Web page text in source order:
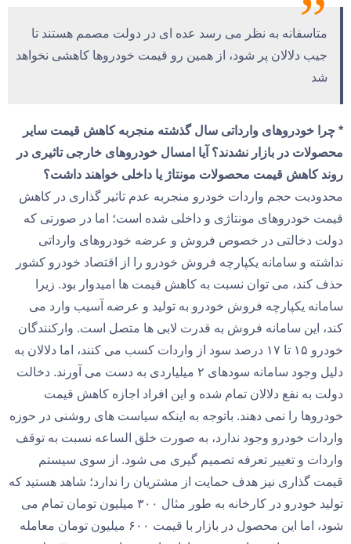
متاسفانه به نظر می رسد عده ای در دولت مصمم هستند تا
جیب دلالان پر شود، از همین رو قیمت خودروها کاهشی نخواهد
شد
* چرا خودروهای وارداتی سال گذشته منجربه کاهش قیمت سایر
محصولات در بازار نشدند؟ آیا امسال خودروهای خارجی تاثیری در
روند کاهش قیمت محصولات مونتاژ یا داخلی خواهند داشت؟
محدودیت حجم واردات خودرو منجربه عدم تاثیر گذاری در کاهش
قیمت خودروهای مونتاژی و داخلی شده است؛ اما در صورتی که
دولت دخالتی در خصوص فروش و عرضه خودروهای وارداتی
نداشته و سامانه یکپارچه فروش خودرو را از اقتصاد خودرو کشور
حذف کند، می توان نسبت به کاهش قیمت ها امیدوار بود. زیرا
سامانه یکپارچه فروش خودرو به تولید و عرضه آسیب وارد می
کند، این سامانه فروش به قدرت لابی ها متصل است. وارکنندگان
خودرو ۱۵ تا ۱۷ درصد سود از واردات کسب می کنند، اما دلالان به
دلیل وجود سامانه سودهای ۲ میلیاردی به دست می آورند. دخالت
دولت به نفع دلالان تمام شده و این افراد اجازه کاهش قیمت
خودروها را نمی دهند. باتوجه به اینکه سیاست های روشنی در حوزه
واردات خودرو وجود ندارد، به صورت خلق الساعه نسبت به توقف
واردات و تغییر تعرفه تصمیم گیری می شود. از سوی سیستم
قیمت گذاری نیز هدف حمایت از مشتریان را ندارد؛ شاهد هستید که
تولید خودرو در کارخانه به طور مثال ۳۰۰ میلیون تومان تمام می
شود، اما این محصول در بازار با قیمت ۶۰۰ میلیون تومان معامله